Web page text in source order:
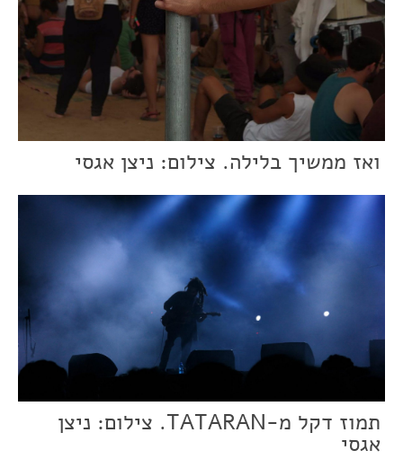
ואז ממשיך בלילה. צילום: ניצן אגסי
תמוז דקל מ-TATARAN. צילום: ניצן
אגסי